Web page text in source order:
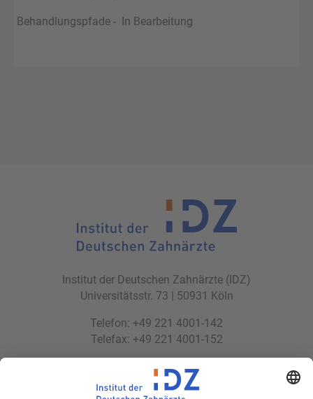
Behandlungspfade - In Bearbeitung
Institut der Deutschen Zahnärzte (IDZ)
Universitätsstr. 73 | 50931 Köln
Telefon: +49 221 4001-142
Telefax: +49 221 4001-152
idz(at)idz.institute
Web: www.idz.institute